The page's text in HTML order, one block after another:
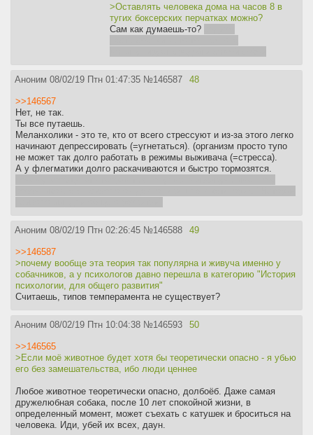
>Оставлять человека дома на часов 8 в
тугих боксерских перчатках можно?
Сам как думаешь-то?
Аноним 08/02/19 Птн 01:47:35 №146587 48
>>146567
Нет, не так.
Ты все путаешь.
Меланхолики - это те, кто от всего стрессуют и из-за этого легко
начинают депрессировать (=угнетаться). (организм просто тупо
не может так долго работать в режимы выживача (=стресса).
А у флегматики долго раскачиваются и быстро тормозятся.
Аноним 08/02/19 Птн 02:26:45 №146588 49
>>146587
>почему вообще эта теория так популярна и живуча именно у
собачников, а у психологов давно перешла в категорию "История
психологии, для общего развития"
Считаешь, типов темперамента не существует?
Аноним 08/02/19 Птн 10:04:38 №146593 50
>>146565
>Если моё животное будет хотя бы теоретически опасно - я убью
его без замешательства, ибо люди ценнее
Любое животное теоретически опасно, долбоёб. Даже самая
дружелюбная собака, после 10 лет спокойной жизни, в
определенный момент, может съехать с катушек и броситься на
человека. Иди, убей их всех, даун.